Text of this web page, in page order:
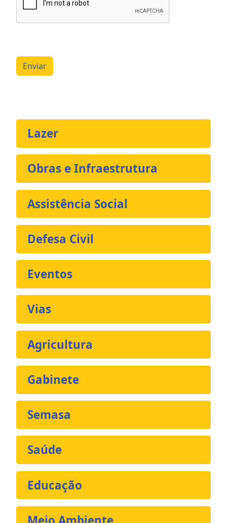
Enviar
Lazer
Obras e Infraestrutura
Assistência Social
Defesa Civil
Eventos
Vias
Agricultura
Gabinete
Semasa
Saúde
Educação